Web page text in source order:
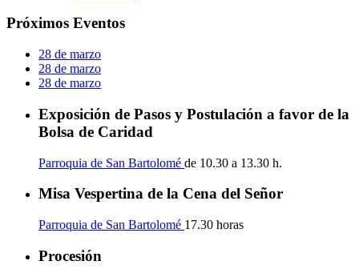
Próximos Eventos
28 de marzo
28 de marzo
28 de marzo
Exposición de Pasos y Postulación a favor de la
Bolsa de Caridad
Parroquia de San Bartolomé de 10.30 a 13.30 h.
Misa Vespertina de la Cena del Señor
Parroquia de San Bartolomé 17.30 horas
Procesión